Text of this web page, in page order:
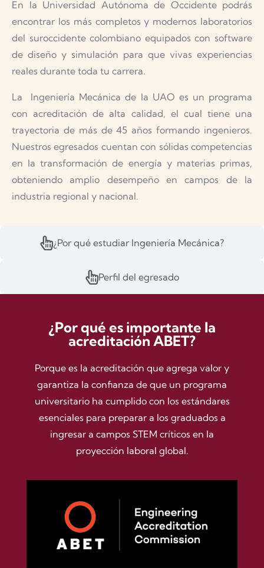
¿Por qué estudiar Ingeniería Mecánica?
Perfil del egresado
En la Universidad Autónoma de Occidente podrás
encontrar los más completos y modernos laboratorios
del suroccidente colombiano equipados con software
de diseño y simulación para que vivas experiencias
reales durante toda tu carrera.
La Ingeniería Mecánica de la UAO es un programa
con acreditación de alta calidad, el cual tiene una
trayectoria de más de 45 años formando ingenieros.
Nuestros egresados cuentan con sólidas competencias
en la transformación de energía y materias primas,
obteniendo amplio desempeño en campos de la
industria regional y nacional.
¿Por qué es importante la
acreditación ABET?
Porque es la acreditación que agrega valor y
garantiza la confianza de que un programa
universitario ha cumplido con los estándares
esenciales para preparar a los graduados a
ingresar a campos STEM críticos en la
proyección laboral global.